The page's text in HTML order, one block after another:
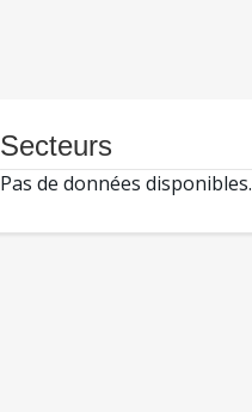
Secteurs
Pas de données disponibles.